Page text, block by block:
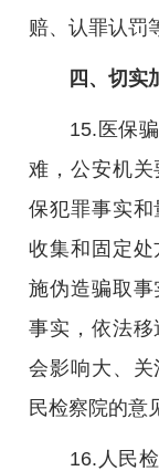
赔、认罪认罚
四、切实加
15.医保骗
难，公安机
保犯罪事实
收集和固定
施伪造骗取
事实，依法
会影响大、关
民检察院的意
16.人民检